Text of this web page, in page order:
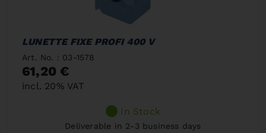
LUNETTE FIXE PROFI 400 V
Art. No. : 03-1578
61,20 €
incl. 20% VAT
In Stock
Deliverable in 2-3 business days